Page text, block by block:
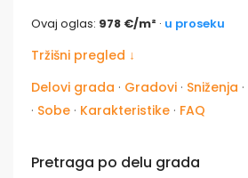
Ovaj oglas: 978 €/m² · u proseku
Tržišni pregled ↓
Delovi grada · Gradovi · Sniženja ·
· Sobe · Karakteristike · FAQ
Pretraga po delu grada